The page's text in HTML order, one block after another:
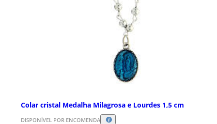
Colar cristal Medalha Milagrosa e Lourdes 1,5 cm
DISPONÍVEL POR ENCOMENDA